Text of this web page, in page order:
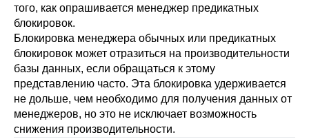
того, как опрашивается менеджер предикатных
блокировок.
Блокировка менеджера обычных или предикатных
блокировок может отразиться на производительности
базы данных, если обращаться к этому
представлению часто. Эта блокировка удерживается
не дольше, чем необходимо для получения данных от
менеджеров, но это не исключает возможность
снижения производительности.